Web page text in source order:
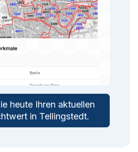
heute Ihren aktuellen
in Tellingstedt.